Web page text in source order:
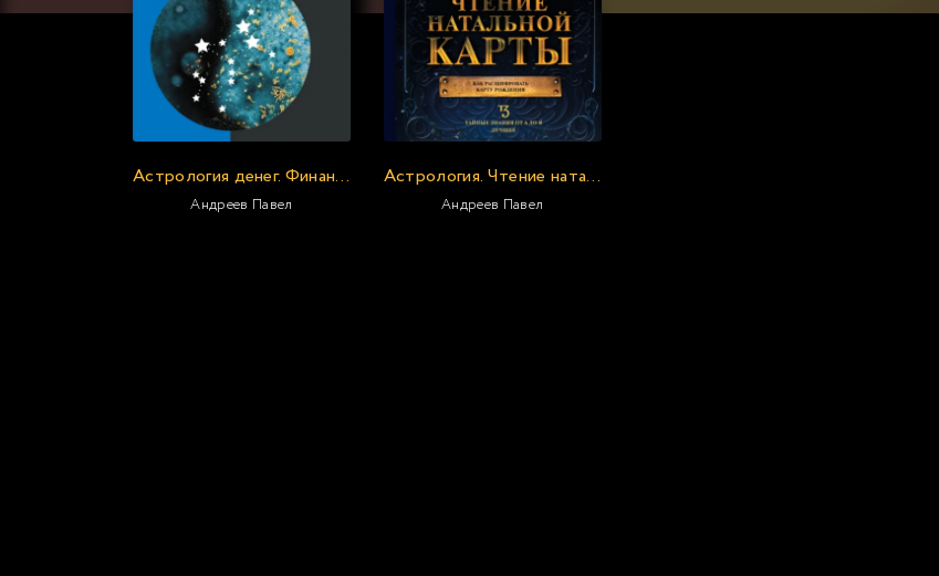
Астрология денег. Финансы в вашей карте и как их привлечь
Андреев Павел
Астрология. Чтение натальной карты
Андреев Павел